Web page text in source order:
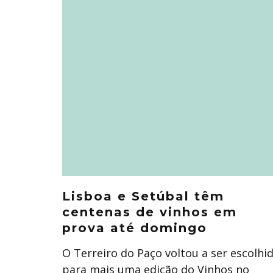
Lisboa e Setúbal têm
centenas de vinhos em
prova até domingo
O Terreiro do Paço voltou a ser
para mais uma edição do Vinhos no